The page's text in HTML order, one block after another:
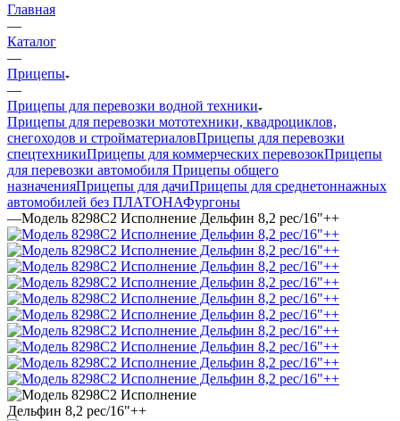
Главная
—
Каталог
—
Прицепы
—
Прицепы для перевозки водной техники
Прицепы для перевозки мототехники, квадроциклов,
снегоходов и стройматериаловПрицепы для перевозки
спецтехникиПрицепы для коммерческих перевозокПрицепы
для перевозки автомобиля Прицепы общего
назначенияПрицепы для дачиПрицепы для среднетоннажных
автомобилей без ПЛАТОНАФургоны
—Модель 8298С2 Исполнение Дельфин 8,2 рес/16"++